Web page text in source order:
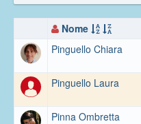
Nome
Pinguello Chiara
Pinguello Laura
Pinna Ombretta